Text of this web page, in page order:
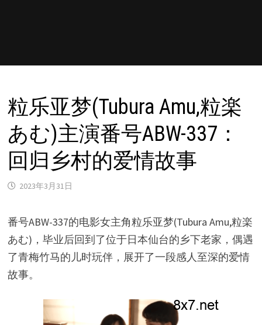
粒乐亚梦(Tubura Amu,粒楽
あむ)主演番号ABW-337：
回归乡村的爱情故事
2023年3月31日
番号ABW-337的电影女主角粒乐亚梦(Tubura Amu,粒楽
あむ)，毕业后回到了位于日本仙台的乡下老家，偶遇
了青梅竹马的儿时玩伴，展开了一段感人至深的爱情
故事。